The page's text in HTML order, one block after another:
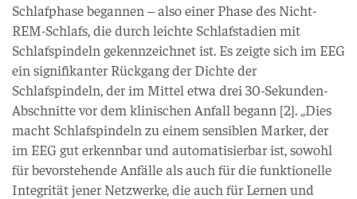
Schlafphase begannen – also einer Phase des Nicht-
REM-Schlafs, die durch leichte Schlafstadien mit
Schlafspindeln gekennzeichnet ist. Es zeigte sich im EEG
ein signifikanter Rückgang der Dichte der
Schlafspindeln, der im Mittel etwa drei 30-Sekunden-
Abschnitte vor dem klinischen Anfall begann [2]. „Dies
macht Schlafspindeln zu einem sensiblen Marker, der
im EEG gut erkennbar und automatisierbar ist, sowohl
für bevorstehende Anfälle als auch für die funktionelle
Integrität jener Netzwerke, die auch für Lernen und